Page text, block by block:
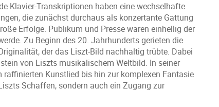
Klavier-Transkriptionen haben eine wechselhafte
die zunächst durchaus als konzertante Gattung
Erfolge. Publikum und Presse waren einhellig der
Zu Beginn des 20. Jahrhunderts gerieten die
der das Liszt-Bild nachhaltig trübte. Dabei
von Liszts musikalischem Weltbild. In seiner
Kunstlied bis hin zur komplexen Fantasie
Schaffen, sondern auch ein Zugang zur